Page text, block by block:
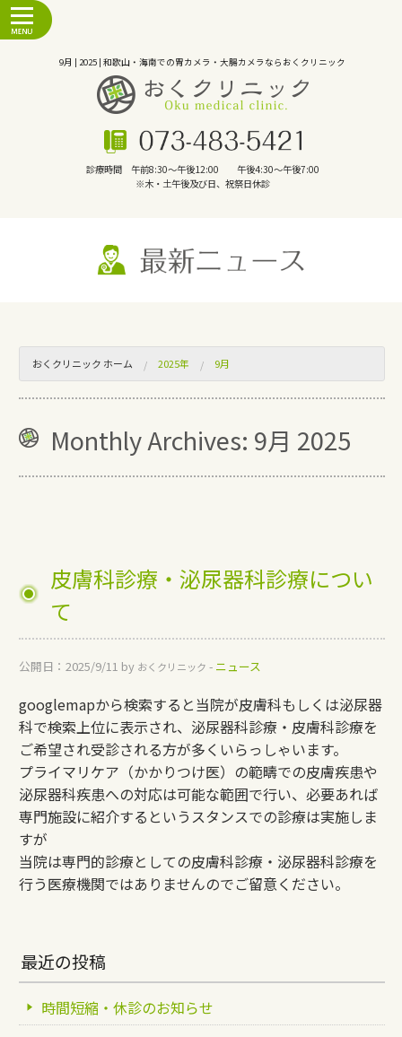
9月 | 2025 | 和歌山・海南での胃カメラ・大腸カメラならおくクリニック
診療時間 午前8:30～午後12:00 午後4:30～午後7:00
※木・土午後及び日、祝祭日休診
おくクリニック ホーム 2025年 9月
Monthly Archives: 9月 2025
皮膚科診療・泌尿器科診療につい
て
公開日： 2025/9/11 by おくクリニック - ニュース
googlemapから検索すると当院が皮膚科もしくは泌尿器
科で検索上位に表示され、泌尿器科診療・皮膚科診療を
ご希望され受診される方が多くいらっしゃいます。
プライマリケア（かかりつけ医）の範疇での皮膚疾患や
泌尿器科疾患への対応は可能な範囲で行い、必要あれば
専門施設に紹介するというスタンスでの診療は実施しま
すが
当院は専門的診療としての皮膚科診療・泌尿器科診療を
行う医療機関ではありませんのでご留意ください。
最近の投稿
時間短縮・休診のお知らせ